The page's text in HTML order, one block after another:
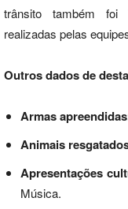
trânsito também foi
realizadas pelas
Outros dados de
Armas
Animais
Apresentações
Música.